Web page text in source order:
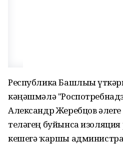
Республика Башлығы
кәңәшмәлә
Александр Жеребцов
теләгең буйынса
кешегә ҡаршы